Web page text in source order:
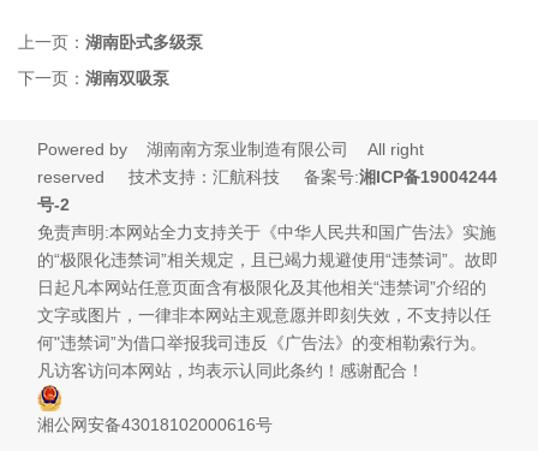
上一页： 湖南卧式多级泵
下一页： 湖南双吸泵
Powered by 湖南南方泵业制造有限公司 All right
reserved 技术支持：汇航科技 备案号:湘ICP备19004244
号-2
免责声明:本网站全力支持关于《中华人民共和国广告法》实施
的“极限化违禁词”相关规定，且已竭力规避使用“违禁词”。故即
日起凡本网站任意页面含有极限化及其他相关“违禁词”介绍的
文字或图片，一律非本网站主观意愿并即刻失效，不支持以任
何"违禁词”为借口举报我司违反《广告法》的变相勒索行为。
凡访客访问本网站，均表示认同此条约！感谢配合！
湘公网安备43018102000616号